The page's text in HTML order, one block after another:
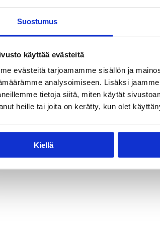
Suostumus
käyttää evästeitä
evästeitä tarjoamamme sisällön ja
analysoimiseen. Lisäksi
tietoja siitä, miten käytät
heille tai joita on kerätty, kun olet
Kiellä
Robinson